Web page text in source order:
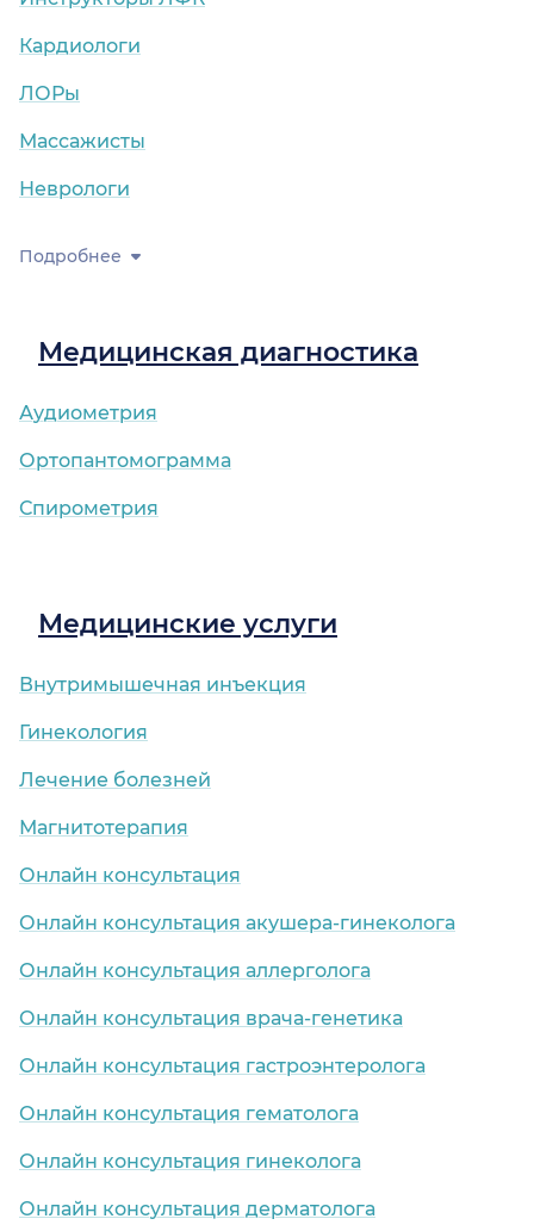
Кардиологи
ЛОРы
Массажисты
Неврологи
Подробнее
Медицинская диагностика
Аудиометрия
Ортопантомограмма
Спирометрия
Медицинские услуги
Внутримышечная инъекция
Гинекология
Лечение болезней
Магнитотерапия
Онлайн консультация
Онлайн консультация акушера-гинеколога
Онлайн консультация аллерголога
Онлайн консультация врача-генетика
Онлайн консультация гастроэнтеролога
Онлайн консультация гематолога
Онлайн консультация гинеколога
Онлайн консультация дерматолога